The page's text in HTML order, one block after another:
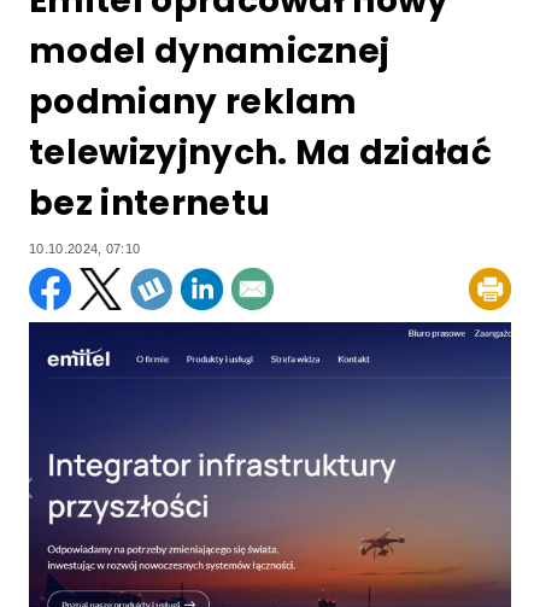
model dynamicznej
podmiany reklam
telewizyjnych. Ma działać
bez internetu
10.10.2024, 07:10